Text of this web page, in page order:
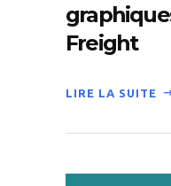
Freight
LIRE LA SUITE